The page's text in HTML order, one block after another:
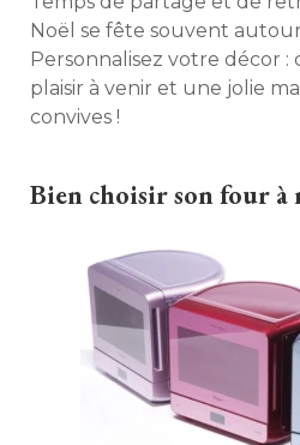
Noël se fête souvent
Personnalisez votre décor :
plaisir à venir et une jolie
convives !
Bien choisir son four à